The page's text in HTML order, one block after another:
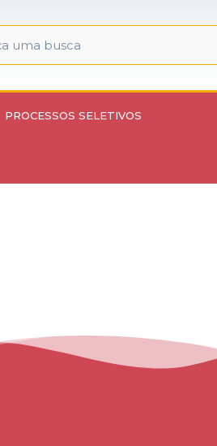
PROCESSOS SELETIVOS